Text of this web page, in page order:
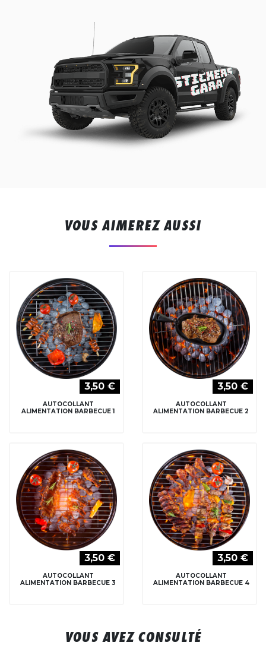
VOUS AIMEREZ AUSSI
3,50 €
AUTOCOLLANT
ALIMENTATION BARBECUE 1
3,50 €
AUTOCOLLANT
ALIMENTATION BARBECUE 2
3,50 €
AUTOCOLLANT
ALIMENTATION BARBECUE 3
3,50 €
AUTOCOLLANT
ALIMENTATION BARBECUE 4
VOUS AVEZ CONSULTÉ